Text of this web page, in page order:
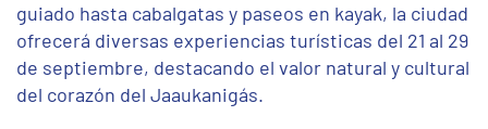
guiado hasta cabalgatas y paseos en kayak, la ciudad
ofrecerá diversas experiencias turísticas del 21 al 29
de septiembre, destacando el valor natural y cultural
del corazón del Jaaukanigás.